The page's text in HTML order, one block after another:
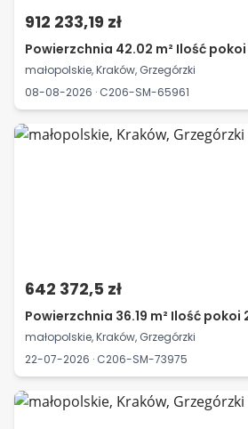
912 233,19 zł
Powierzchnia 42.02 m² Ilość
małopolskie, Kraków, Grzegórzki
08-08-2026 · C206-SM-65961
642 372,5 zł
Powierzchnia 36.19 m² Ilość pokoi
małopolskie, Kraków, Grzegórzki
22-07-2026 · C206-SM-73975